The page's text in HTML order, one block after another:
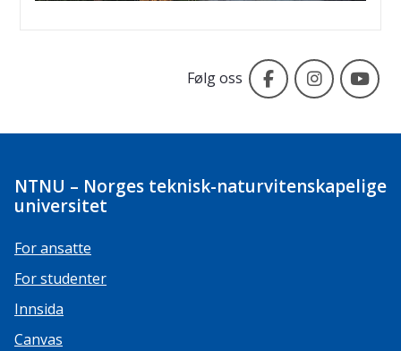
Følg oss NAKU NAKU -
NTNU – Norges teknisk-naturvitenskapelige
universitet
For ansatte
For studenter
Innsida
Canvas